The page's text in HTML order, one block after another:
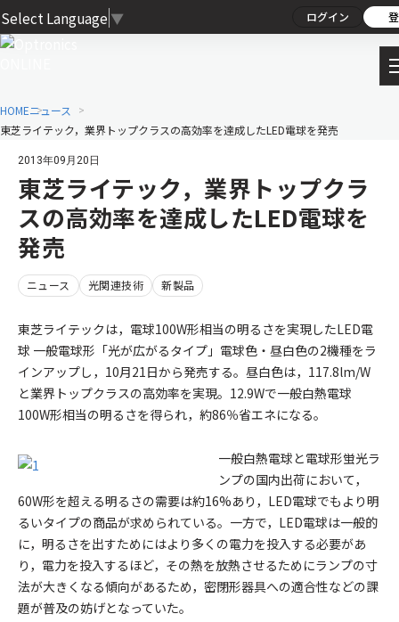
Select Language ▼ ログイン
HOMEニュース
東芝ライテック，業界トップクラスの高効率を達成したLED電球を発売
2013年09月20日
東芝ライテック，業界トップクラ
スの高効率を達成したLED電球を
発売
ニュース 光関連技術 新製品
東芝ライテックは，電球100W形相当の明るさを実現したLED電
球 一般電球形「光が広がるタイプ」電球色・昼白色の2機種をラ
インアップし，10月21日から発売する。昼白色は，117.8lm/W
と業界トップクラスの高効率を実現。12.9Wで一般白熱電球
100W形相当の明るさを得られ，約86％省エネになる。
一般白熱電球と電球形蛍光ラ
ンプの国内出荷において，
60W形を超える明るさの需要は約16%あり，LED電球でもより明
るいタイプの商品が求められている。一方で，LED電球は一般的
に，明るさを出すためにはより多くの電力を投入する必要があ
り，電力を投入するほど，その熱を放熱させるためにランプの寸
法が大きくなる傾向があるため，密閉形器具への適合性などの課
題が普及の妨げとなっていた。